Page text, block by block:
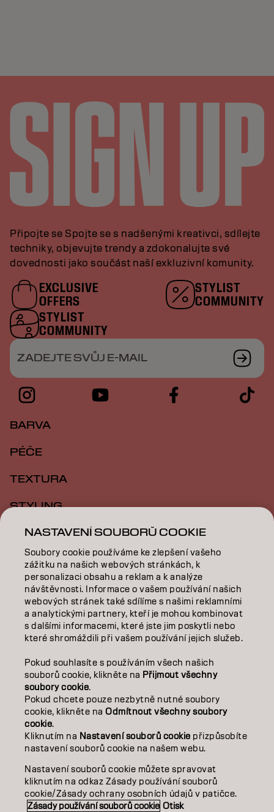
Připojte se Spojte se s nadšenými kreativci, sdílejte
techniky, objevujte trendy a zdokonalujte své
dovednosti jako součást naší exkluzivní komunity.
EXCLUSIVE
OFFERS
STYLIST
COMMUNITY
STYLIST
COMMUNITY
ZADEJTE SVŮJ E-MAIL
BARVA
PÉČE
TEXTURA
STYLING
INSPIRACE
VZDĚLÁVÁNÍ
O NÁS
SALON FINDER
STAŇTE SE PARTNEREM
KONTAKTUJTE NÁS
KontaktZásady ochrany osobních údajů
Zásady používání souborů cookie
PřístupnostZávazek k udržitelnosti
CZ | CZECH
NASTAVENÍ SOUBORŮ COOKIE
Soubory cookie používáme ke zlepšení vašeho
zážitku na našich webových stránkách, k
personalizaci obsahu a reklam a k analýze
návštěvnosti. Informace o vašem používání našich
webových stránek také sdílíme s našimi reklamními
a analytickými partnery, kteří je mohou kombinovat
s dalšími informacemi, které jste jim poskytli nebo
které shromáždili při vašem používání jejich služeb.
Pokud souhlasíte s používáním všech našich
souborů cookie, klikněte na Přijmout všechny
soubory cookie.
Pokud chcete pouze nezbytně nutné soubory
cookie, klikněte naOdmítnout všechny soubory
cookie.
Kliknutím na Nastavení souborů cookie přizpůsobíte
nastavení souborů cookie na našem webu.
Nastavení souborů cookie můžete spravovat
kliknutím na odkaz Zásady používání souborů
cookie/Zásady ochrany osobních údajů v patičce.
Zásady používání souborů cookie Otisk